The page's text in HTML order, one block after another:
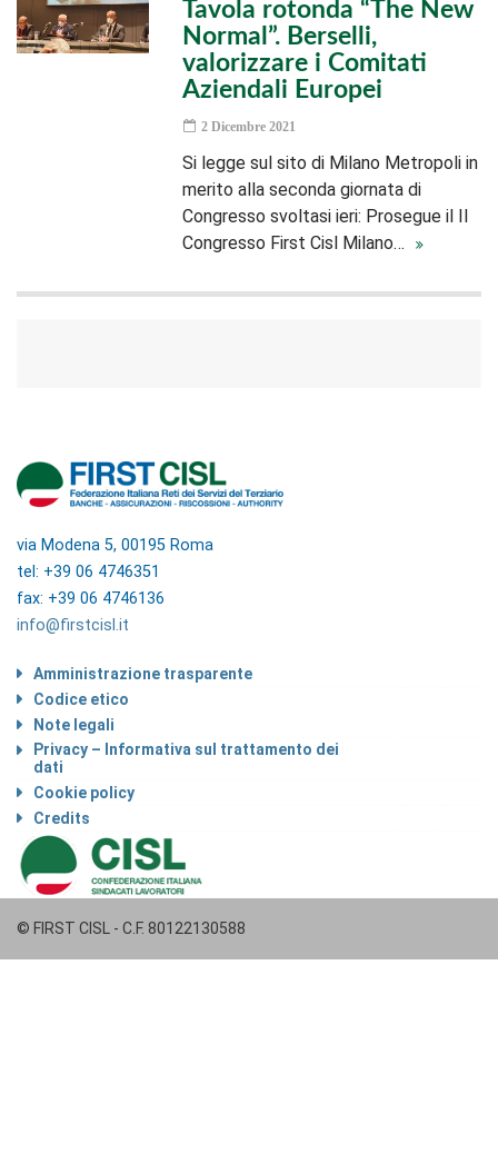
Tavola rotonda “The New
Normal”. Berselli,
valorizzare i Comitati
Aziendali Europei
2 Dicembre 2021
Si legge sul sito di Milano Metropoli in
merito alla seconda giornata di
Congresso svoltasi ieri: Prosegue il II
Congresso First Cisl Milano…
via Modena 5, 00195 Roma
tel: +39 06 4746351
fax: +39 06 4746136
info@firstcisl.it
Amministrazione trasparente
Codice etico
Note legali
Privacy – Informativa sul trattamento dei
dati
Cookie policy
Credits
© FIRST CISL - C.F. 80122130588